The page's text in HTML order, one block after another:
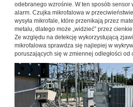
odebranego wzrośnie. W ten sposób sensor
alarm. Czujka mikrofalowa w
wysyła mikrofale, które przenikają przez
metalu, dlatego może „widzieć” przez
Ze względu na detekcję wykorzystującą
mikrofalowa sprawdza się najlepiej w
poruszających się w zmiennej odległości od